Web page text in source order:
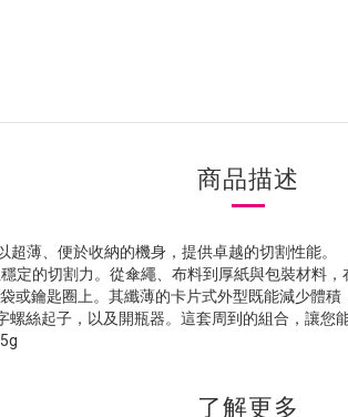
商品描述
薄、便於收納的機身，提供卓越的切割性能。
定的切割力。從傘繩、布料到厚紙與包裝材料
或鑰匙圈上。其纖薄的卡片式外型既能減少體
絲起子，以及開瓶器。這套周到的組合，讓
了解更多